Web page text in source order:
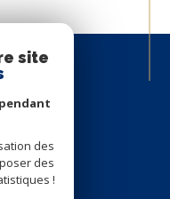
site
des
des
!